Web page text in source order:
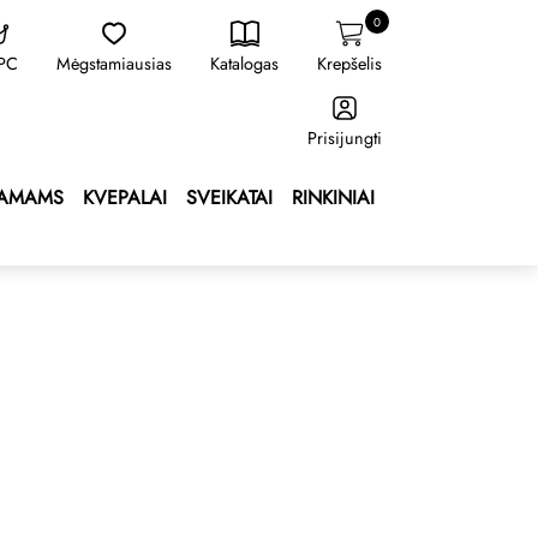
Mėgstamiausias Katalogas
0
Krepšelis
Prisijungti
KVEPALAI SVEIKATAI
RINKINIAI